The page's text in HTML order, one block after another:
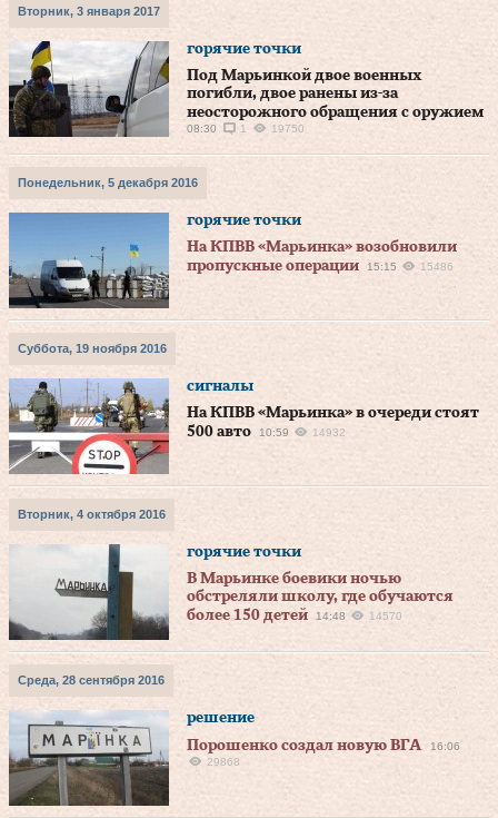
Вторник, 3 января 2017
горячие точки
Под Марьинкой двое военных
погибли, двое ранены из-за
неосторожного обращения с оружием
08:30 1 19750
Понедельник, 5 декабря 2016
горячие точки
На КПВВ «Марьинка» возобновили
пропускные операции
15:15 15486
Суббота, 19 ноября 2016
сигналы
На КПВВ «Марьинка» в очереди стоят
500 авто
10:59 14932
Вторник, 4 октября 2016
горячие точки
В Марьинке боевики ночью
обстреляли школу, где обучаются
более 150 детей
14:48 14570
Среда, 28 сентября 2016
решение
Порошенко создал новую ВГА
16:06
29868